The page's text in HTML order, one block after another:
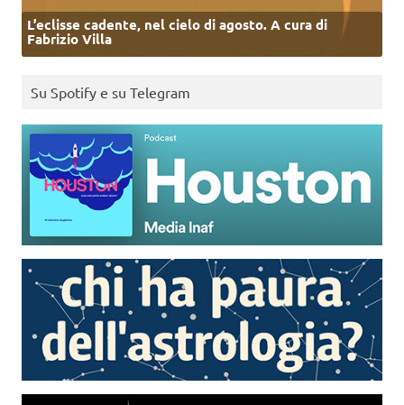
L’eclisse cadente, nel cielo di agosto. A cura di
Fabrizio Villa
Su Spotify e su Telegram